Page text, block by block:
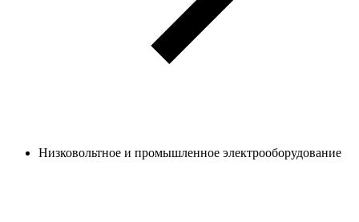
Низковольтное и промышленное электрооборудование